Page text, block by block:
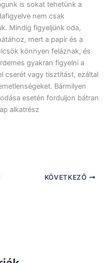
is sokat tehetünk a
nem csak
Mindig figyeljünk oda,
mert a papír és a
könnyen feláznak, és
gyakran figyelni a
cserét vagy tisztítást, ezáltal
Bármilyen
esetén forduljon bátran
alkatrész
KÖVETKEZŐ